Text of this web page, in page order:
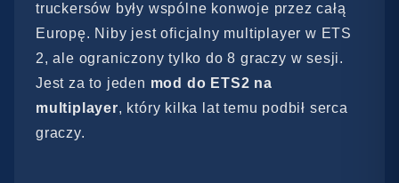
truckersów były wspólne konwoje przez całą
Europę. Niby jest oficjalny multiplayer w ETS
2, ale ograniczony tylko do 8 graczy w sesji.
Jest za to jeden mod do ETS2 na
multiplayer, który kilka lat temu podbił serca
graczy.